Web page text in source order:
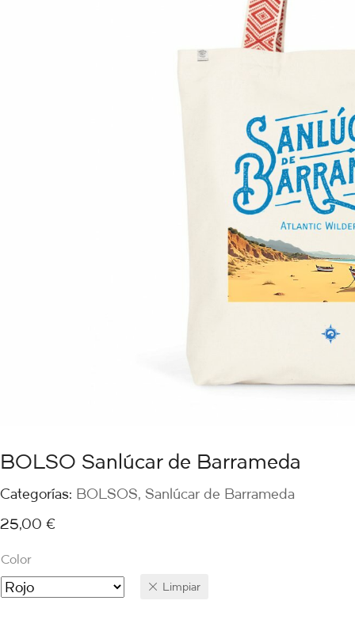
BOLSO Sanlúcar de Barrameda
25,00 €
Color
Limpiar
Categorías: BOLSOS, Sanlúcar de Barrameda